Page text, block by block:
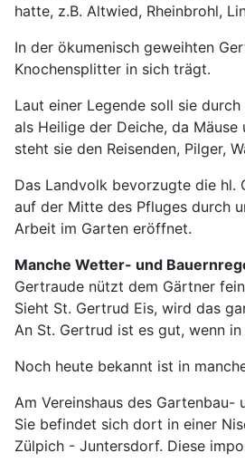
hatte, z.B. Altwied, Rheinbrohl,
In der ökumenisch geweihten
Knochensplitter in sich trägt.
Laut einer Legende soll sie
als Heilige der Deiche, da
steht sie den Reisenden, Pilger,
Das Landvolk bevorzugte die hl.
auf der Mitte des Pfluges durch
Arbeit im Garten eröffnet.
Manche Wetter- und
Gertraude nützt dem Gärtner
Sieht St. Gertrud Eis, wird das
An St. Gertrud ist es gut, wenn
Noch heute bekannt ist in
Am Vereinshaus des
Sie befindet sich dort in einer
Zülpich - Juntersdorf. Diese